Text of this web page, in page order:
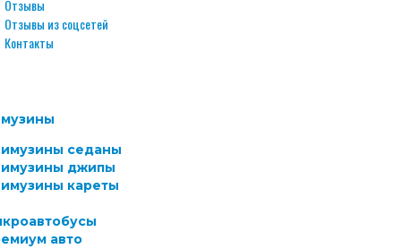
Отзывы
Отзывы из соцсетей
Контакты
седаны
джипы
кареты
авто